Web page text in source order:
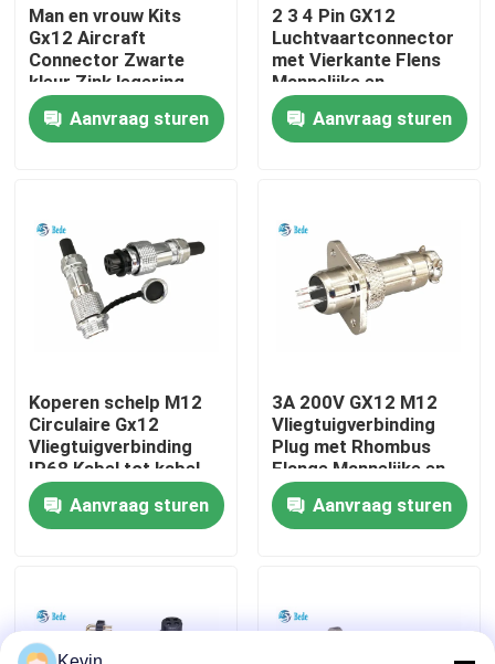
Huis
Producten
fabriekstour
Kwaliteitscontrole
Nieuws
Blog
GX Aviation Connector
Man en vrouw Kits
Gx12 Aircraft
Connector Zwarte
kleur Zink legering
materiaal
Aanvraag sturen
2 3 4 Pin GX12
Luchtvaartconnector
met Vierkante Flens
Mannelijke en
Vrouwelijke Sets
Aanvraag sturen
Koperen schelp M12
Circulaire Gx12
Vliegtuigverbinding
IP68 Kabel tot kabel
Docking Connector
2~7 PinAanvraag sturen
3A 200V GX12 M12
Vliegtuigverbinding
Plug met Rhombus
Flange Mannelijke en
vrouwelijke sets
Aanvraag sturen